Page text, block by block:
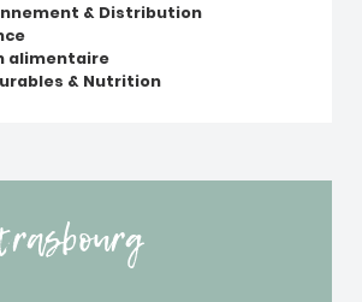
& Distribution
alimentaire
& Nutrition